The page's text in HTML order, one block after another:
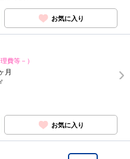
お気に入り
理費等－）
月
お気に入り